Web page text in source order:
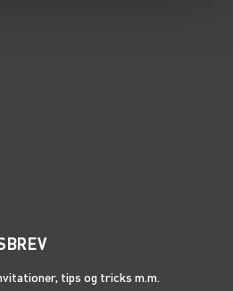
tips og tricks m.m.